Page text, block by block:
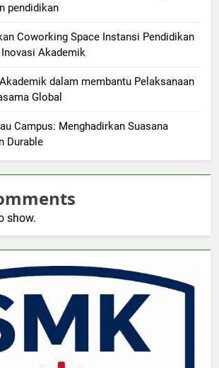
pendidikan
Coworking Space Instansi Pendidikan
Akademik
dalam membantu Pelaksanaan
Global
Campus: Menghadirkan Suasana
Durable
show.